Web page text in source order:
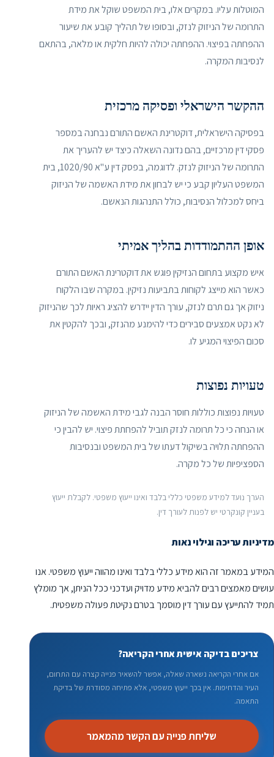
המוטלות עליו. במקרים אלו, בית המשפט שוקל את מידת
התרומה של הניזוק לנזק, ובסופו של תהליך קובע את שיעור
ההפחתה בפיצוי. ההפחתה יכולה להיות חלקית או מלאה, בהתאם
לנסיבות המקרה.
ההקשר הישראלי ופסיקה מרכזית
בפסיקה הישראלית, דוקטרינת האשם התורם נבחנה במספר
פסקי דין מרכזיים, בהם נדונה השאלה כיצד יש להעריך את
התרומה של הניזוק לנזק. לדוגמה, בפסק דין ע"א 1020/90, בית
המשפט העליון קבע כי יש לבחון את מידת האשמה של הניזוק
ביחס למכלול הנסיבות, כולל התנהגות הנאשם.
אופן ההתמודדות בהליך אמיתי
איש מקצוע בתחום הנזיקין פוגש את דוקטרינת האשם התורם
כאשר הוא מייצג לקוחות בתביעות נזיקין. במקרה שבו הלקוח
ניזוק אך גם תרם לנזק, עורך הדין יידרש להציג ראיות לכך שהניזוק
לא נקט אמצעים סבירים כדי להימנע מהנזק, ובכך להקטין את
סכום הפיצוי המגיע לו.
טעויות נפוצות
טעויות נפוצות כוללות חוסר הבנה לגבי מידת האשמה של הניזוק
או הנחה כי כל תרומה לנזק תוביל להפחתת פיצוי. יש להבין כי
ההפחתה תלויה בשיקול דעתו של בית המשפט ובנסיבות
הספציפיות של כל מקרה.
הערך נועד למידע משפטי כללי בלבד ואינו ייעוץ משפטי. לקבלת ייעוץ
בעניין קונקרטי יש לפנות לעורך דין.
מדיניות עריכה וגילוי נאות
המידע במאמר זה הוא מידע כללי בלבד ואינו מהווה ייעוץ משפטי. אנו
עושים מאמצים רבים להביא מידע מדויק ועדכני ככל הניתן, אך מומלץ
תמיד להתייעץ עם עורך דין מוסמך בטרם נקיטת פעולה משפטית.
צריכים בדיקה אישית אחרי הקריאה?
אם אחרי הקריאה נשארה שאלה, אפשר להשאיר פנייה קצרה עם התחום,
העיר והדחיפות. אין בכך ייעוץ משפטי, אלא פתיחה מסודרת של בדיקת
התאמה.
שליחת פנייה עם הקשר מהמאמר